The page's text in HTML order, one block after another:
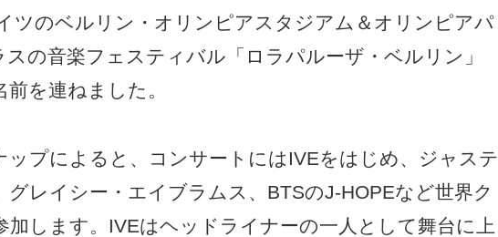
ツのベルリン・オリンピアスタジアム＆オリンピアパ
の音楽フェスティバル「ロラパルーザ・ベルリン」
を連ねました。
ップによると、コンサートにはIVEをはじめ、ジャステ
レイシー・エイブラムス、BTSのJ-HOPEなど世界ク
します。IVEはヘッドライナーの一人として舞台に上